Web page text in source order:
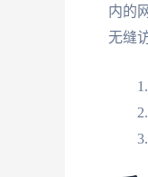
内的
无缝